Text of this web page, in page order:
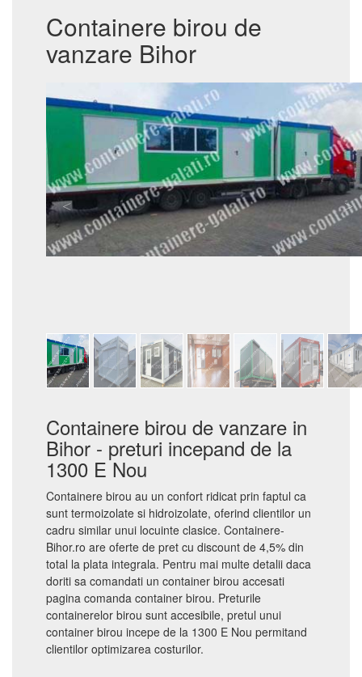
Containere birou de
vanzare Bihor
Containere birou de vanzare in
Bihor - preturi incepand de la
1300 E Nou
Containere birou au un confort ridicat prin faptul ca
sunt termoizolate si hidroizolate, oferind clientilor un
cadru similar unui locuinte clasice. Containere-
Bihor.ro are oferte de pret cu discount de 4,5% din
total la plata integrala. Pentru mai multe detalii daca
doriti sa comandati un container birou accesati
pagina comanda container birou. Preturile
containerelor birou sunt accesibile, pretul unui
container birou incepe de la 1300 E Nou permitand
clientilor optimizarea costurilor.